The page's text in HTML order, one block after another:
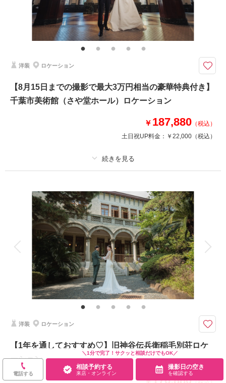
その他含むもの
ヘアメイクアテンド / ライブレタッチ
【撮影件数No.1☆まるでロケーションのようなクオリティ】日本庭園にあ
こだわりの着物を選んで、思いっきりおしゃれに撮影してください◎
髪飾りのチェンジはもちろん無料なので、雰囲気を変えて撮影が楽しめちゃ
う♩
このプランで撮影可能な撮影レポート
撮影日：2025年7月10日
相談予約する
来店・オンライン
撮影日の空き
を確認する
洋装 ロケーション
【8月15日までの撮影で最大3万円相当の豪華特典付き】
千葉市美術館（さや堂ホール）ロケーション
￥ 187,880 （税込）
土日祝UP料金： ￥22,000 （税込）
撮影料 新婦衣装1着 新郎衣装1着
着付け ヘアメイク 小物一式
アルバム 20 P データ 200 カット 台紙付写真
衣装追加 会食 挙式
家族と撮影 家族用衣装レンタル ペットと撮影
その他含むもの
出張料 / ヘアメイクアテンド / ライブレタッチ
オシャレな洋館で残すシックなウェディングフォト
クラシカルテイストなお写真が残せるロケーションプランです。
完全貸切空間のため天気に左右されることもなく、洋装にも和装にも◎
※ロケ地の空き状況の関係で平日撮影がオススメ！
【8月15日までの撮影で最大3万円相当の豪華特典付き】
このプランで撮影可能な撮影レポート
洋装 ロケーション
【1年を通しておすすめ♡】旧神谷伝兵衛稲毛別荘ロケ
ーション
176,880
＼1分で完了！サクッと相談だけでもOK／
電話する
相談予約する
来店・オンライン
撮影日の空き
を確認する